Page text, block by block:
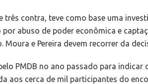
contra, teve como base uma
abuso de poder econômica e
e Pereira devem recorrer da
PMDB no ano passado para indicar
aos cerca de mil participantes do